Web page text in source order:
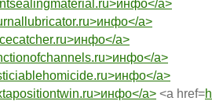
a>
a>
a>
a>
a>
a> <a href=